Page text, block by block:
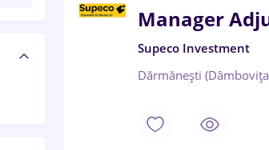
Manager
Supeco Investment
Dărmănești